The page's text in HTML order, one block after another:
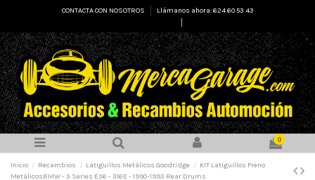
CONTACTA CON NOSOTROS
Llámanos ahora: 624 60 53 43
0
Inicio Recambios Latiguillos Metálicos Goodridge
KIT Latiguillos Freno
MetálicosBMW - 3 Series E36 - 316E - 1990-1993 Rear Drums